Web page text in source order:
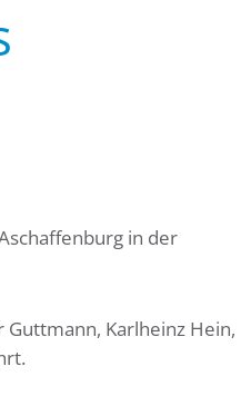
in der
Karlheinz Hein,